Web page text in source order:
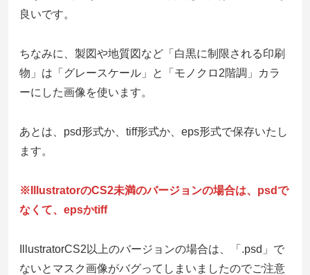
良いです。
ちなみに、製図や地質図など「白黒に制限される印刷
物」は「グレースケール」と「モノクロ2階調」カラ
ーにした画像を使います。
あとは、psd形式か、tiff形式か、eps形式で保存いたし
ます。
※IllustratorのCS2未満のバージョンの場合は、psdで
なくて、epsかtiff
IllustratorCS2以上のバージョンの場合は、「.psd」で
ないとマスク画像がバグってしまいましたのでご注意